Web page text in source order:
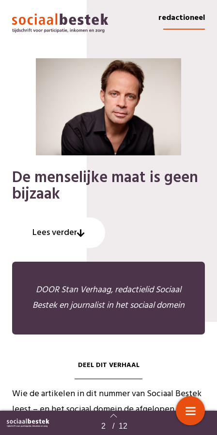
Terug naar overzicht 2 / 12
redactioneel
De menselijke maat is geen
bijzaak
Lees verder
DOOR Stan Verhaag, redactielid Sociaal
Bestek en journalist in het sociaal domein
DEEL DIT VERHAAL
Wie de artikelen in dit nummer van Sociaal Bestek
leest – en het sociaal domein de afgelopen jaren
heeft gevolgd – ziet een rode draad. Of het nu gaat